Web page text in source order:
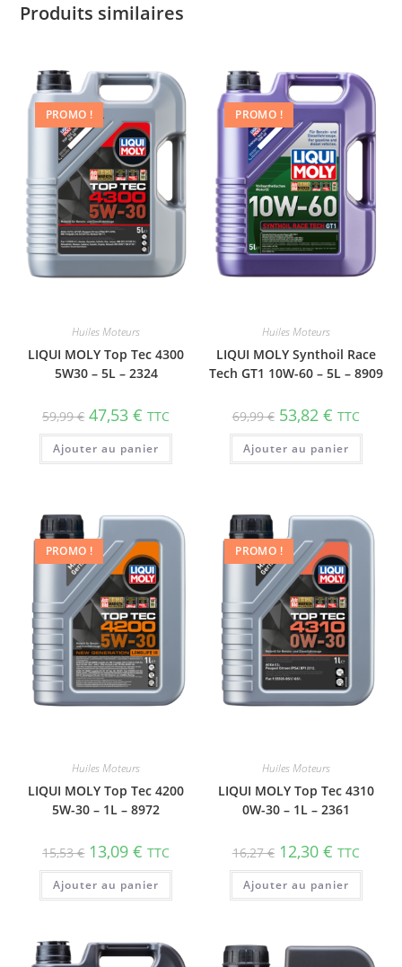
Produits similaires
PROMO !
Huiles Moteurs
LIQUI MOLY Top Tec 4300
5W30 – 5L – 2324
59,99€ 47,53€ TTC
Ajouter au panier
PROMO !
Huiles Moteurs
LIQUI MOLY Synthoil Race
Tech GT1 10W-60 – 5L – 8909
69,99€ 53,82 € TTC
Ajouter au panier
PROMO !
Huiles Moteurs
LIQUI MOLY Top Tec 4200
5W-30 – 1L – 8972
15,53€ 13,09€ TTC
Ajouter au panier
PROMO !
Huiles Moteurs
LIQUI MOLY Top Tec 4310
0W-30 – 1L – 2361
16,27€ 12,30 € TTC
Ajouter au panier